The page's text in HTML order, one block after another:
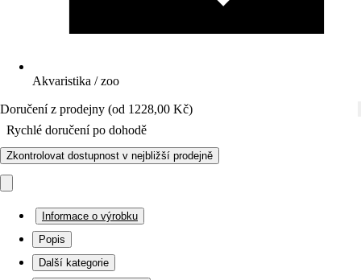
Akvaristika / zoo
Doručení z prodejny (od 1228,00 Kč)
Rychlé doručení po dohodě
Zkontrolovat dostupnost v nejbližší prodejně
Informace o výrobku
Popis
Další kategorie